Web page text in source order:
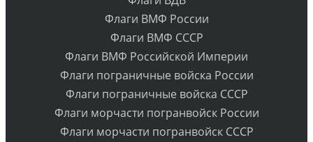
Флаги ВМФ России
Флаги ВМФ СССР
Флаги ВМФ Российской Империи
Флаги пограничные войска России
Флаги пограничные войска СССР
Флаги морчасти погранвойск России
Флаги морчасти погранвойск СССР